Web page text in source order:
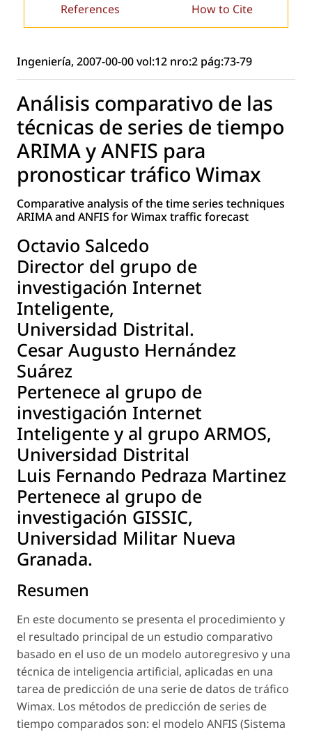
References How to Cite
Ingeniería, 2007-00-00 vol:12 nro:2 pág:73-79
Análisis comparativo de las
técnicas de series de tiempo
ARIMA y ANFIS para
pronosticar tráfico Wimax
Comparative analysis of the time series techniques
ARIMA and ANFIS for Wimax traffic forecast
Octavio Salcedo
Director del grupo de
investigación Internet
Inteligente,
Universidad Distrital.
Cesar Augusto Hernández
Suárez
Pertenece al grupo de
investigación Internet
Inteligente y al grupo ARMOS,
Universidad Distrital
Luis Fernando Pedraza Martinez
Pertenece al grupo de
investigación GISSIC,
Universidad Militar Nueva
Granada.
Resumen
En este documento se presenta el procedimiento y
el resultado principal de un estudio comparativo
basado en el uso de un modelo autoregresivo y una
técnica de inteligencia artificial, aplicadas en una
tarea de predicción de una serie de datos de tráfico
Wimax. Los métodos de predicción de series de
tiempo comparados son: el modelo ANFIS (Sistema